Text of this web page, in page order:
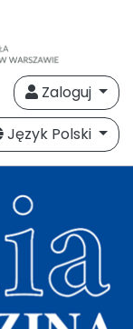
Zaloguj
Język Polski